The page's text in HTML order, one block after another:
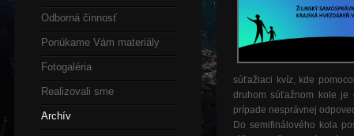
Odborná činnosť
Ponúkame Vám materiály
Fotogaléria
Realizovali sme
Archív
súťažiaci kvíz, kde
druhom súťažnom kole je
prípade nesprávnej
Do semifinálového kola